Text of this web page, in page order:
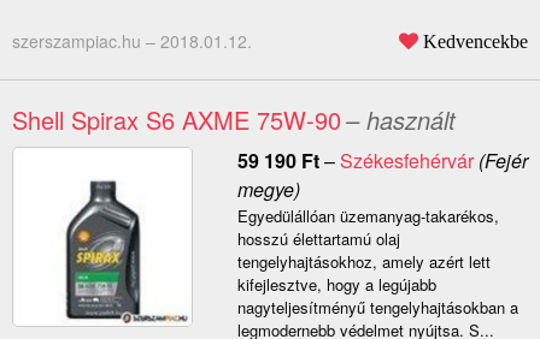
szerszampiac.hu – 2018.01.12. Kedvencekbe
Shell Spirax S6 AXME 75W-90– használt
59 190 Ft–Székesfehérvár(Fejér
megye)
Egyedülállóan üzemanyag-takarékos,
hosszú élettartamú olaj
tengelyhajtásokhoz, amely azért lett
kifejlesztve, hogy a legújabb
nagyteljesítményű tengelyhajtásokban a
legmodernebb védelmet nyújtsa. S...